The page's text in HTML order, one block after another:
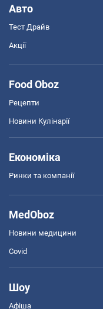
Авто
Тест Драйв
Акції
Food Oboz
Рецепти
Новини Кулінарії
Економіка
Ринки та компанії
MedOboz
Новини медицини
Covid
Шоу
Афіша